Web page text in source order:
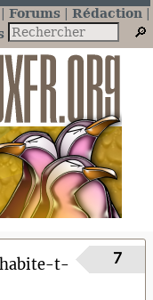
Forums
Rédaction
7